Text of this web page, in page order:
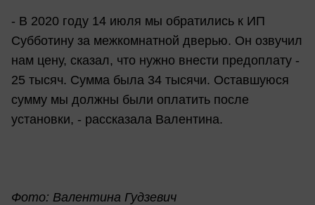
- В 2020 году 14 июля мы обратились к ИП
Субботину за межкомнатной дверью. Он озвучил
нам цену, сказал, что нужно внести предоплату -
25 тысяч. Сумма была 34 тысячи. Оставшуюся
сумму мы должны были оплатить после
установки, - рассказала Валентина.
Фото: Валентина Гудзевич